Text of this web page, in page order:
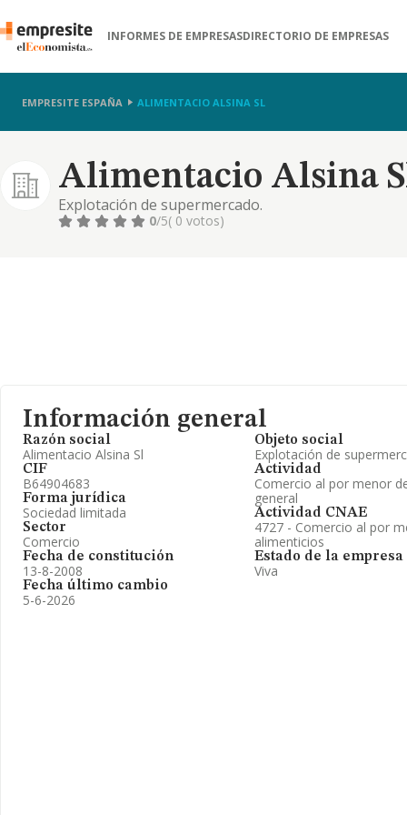
INFORMES DE EMPRESASDIRECTORIO DE EMPRESAS
EMPRESITE ESPAÑA ALIMENTACIO ALSINA SL
Alimentacio Alsina
Explotación de supermercado.
0/5( 0 votos)
Información general
Razón social
Alimentacio Alsina Sl
CIF
B64904683
Forma jurídica
Sociedad limitada
Sector
Comercio
Fecha de constitución
13-8-2008
Fecha último cambio
5-6-2026
Objeto social
Explotación de
Actividad
Comercio al por menor
general
Actividad CNAE
4727 - Comercio al por
alimenticios
Estado de la empresa
Viva